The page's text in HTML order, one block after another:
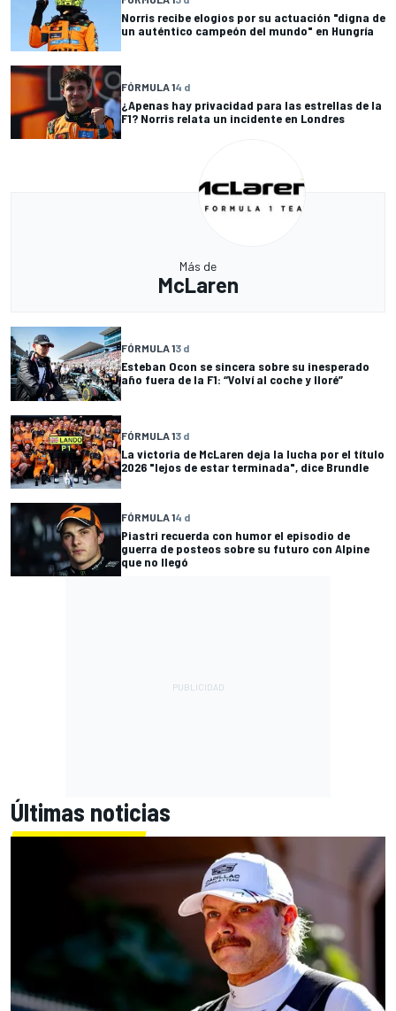
Norris recibe elogios por su actuación "digna de
un auténtico campeón del mundo" en Hungría
FÓRMULA 14 d
¿Apenas hay privacidad para las estrellas de la
F1? Norris relata un incidente en Londres
Más de
McLaren
FÓRMULA 13 d
Esteban Ocon se sincera sobre su inesperado
año fuera de la F1: “Volví al coche y lloré”
FÓRMULA 13 d
La victoria de McLaren deja la lucha por el título
2026 "lejos de estar terminada", dice Brundle
FÓRMULA 14 d
Piastri recuerda con humor el episodio de
guerra de posteos sobre su futuro con Alpine
que no llegó
Últimas noticias